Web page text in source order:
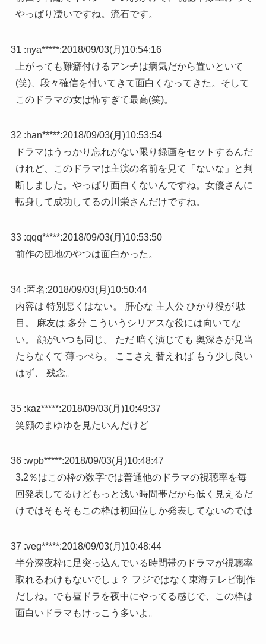
やっぱり凄いですね。流石です。
31 :nya*****:2018/09/03(月)10:54:16
上がっても難癖付けるアンチは病気だから置いといて
(笑)、段々確信を付いてきて面白くなってきた。そして
このドラマの女は怖すぎて最高(笑)。
32 :han*****:2018/09/03(月)10:53:54
ドラマはうっかり忘れがない限り録画をセットするんだ
けれど、このドラマは主演の名前を見て「ないな」と判
断しました。やっぱり面白くないんですね。女優さんに
転身して成功してるの川栄さんだけですね。
33 :qqq*****:2018/09/03(月)10:53:50
前作の団地のやつは面白かった。
34 :匿名:2018/09/03(月)10:50:44
内容は 特別悪くはない。 肝心な 主人公 ひかり役が 駄
目。 麻友は 多分 こういうシリアスな役には向いてな
い。 顔がいつも同じ。 ただ 暗く演じても 奥深さが見当
たらなくて 薄っぺら。 ここさえ 替えれば もう少し良い
はず、 残念。
35 :kaz*****:2018/09/03(月)10:49:37
笑顔のまゆゆを見たいんだけど
36 :wpb*****:2018/09/03(月)10:48:47
3.2％はこの枠の数字では普通他のドラマの視聴率を毎
回発表してるけどもっと浅い時間帯だから低く見えるだ
けではそもそもこの枠は初回位しか発表してないのでは
37 :veg*****:2018/09/03(月)10:48:44
半分深夜枠に足突っ込んでいる時間帯のドラマが視聴率
取れるわけもないでしょ？ フジではなく東海テレビ制作
だしね。でも昼ドラを夜中にやってる感じで、この枠は
面白いドラマもけっこう多いよ。